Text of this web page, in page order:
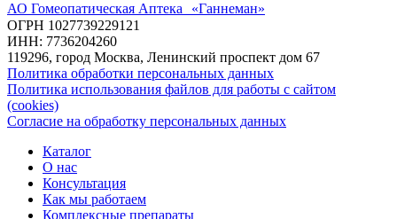
АО Гомеопатическая Аптека «Ганнеман»
ОГРН 1027739229121
ИНН: 7736204260
119296, город Москва, Ленинский проспект дом 67
Политика обработки персональных данных
Политика использования файлов для работы с сайтом
(cookies)
Согласие на обработку персональных данных
Каталог
О нас
Консультация
Как мы работаем
Комплексные препараты